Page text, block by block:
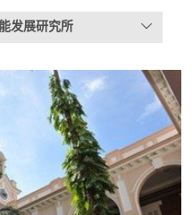
发展研究所